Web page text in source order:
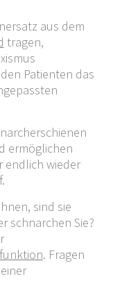
aus dem
tragen,
Patienten das
ermöglichen
endlich wieder
sind sie
schnarchen Sie?
. Fragen